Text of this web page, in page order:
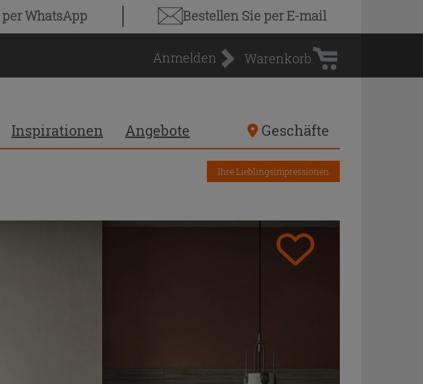
per WhatsApp Bestellen Sieper E-mail
Anmelden
Warenkorb
Warenkorb
Inspirationen Angebote Geschäfte
Ihre Lieblingsimpressionen